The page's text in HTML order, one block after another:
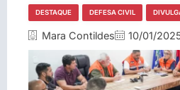
DESTAQUE DEFESA CIVIL
Mara Contildes 10/01/